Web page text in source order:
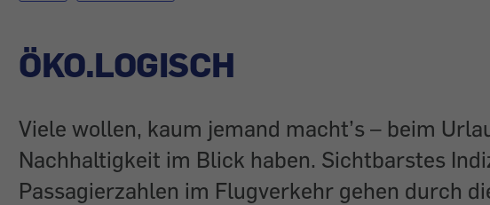
ÖKO.LOGISCH
Viele wollen, kaum jemand macht’s – beim
Nachhaltigkeit im Blick haben. Sichtbarstes
Passagierzahlen im Flugverkehr gehen durch